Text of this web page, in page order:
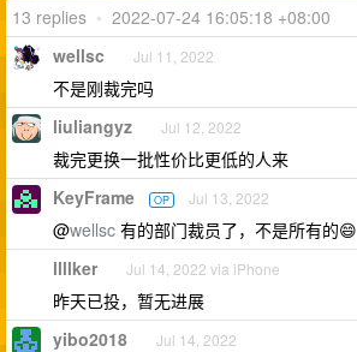
13 replies • 2022-07-24 16:05:18 +08:00
wellsc Jul 11, 2022
不是刚裁完吗
liuliangyz Jul 12, 2022
裁完更换一批性价比更低的人来
KeyFrame OP Jul 13, 2022
@wellsc 有的部门裁员了，不是所有的😄
llllker Jul 14, 2022 via iPhone
昨天已投，暂无进展
yibo2018 Jul 14, 2022